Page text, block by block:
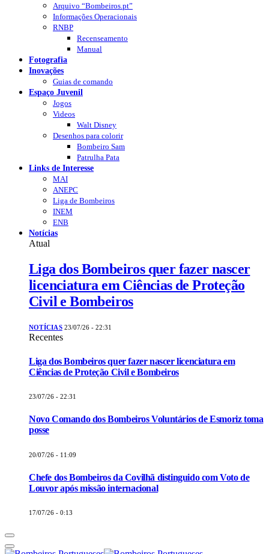
Arquivo “Bombeiros.pt”
Informações Operacionais
RNBP
Recenseamento
Manual
Fotografia
Inovações
Guias de comando
Espaço Juvenil
Jogos
Videos
Walt Disney
Desenhos para colorir
Bombeiro Sam
Patrulha Pata
Links de Interesse
MAI
ANEPC
Liga de Bombeiros
INEM
ENB
Notícias
Atual
Liga dos Bombeiros quer fazer nascer
licenciatura em Ciências de Proteção
Civil e Bombeiros
NOTÍCIAS 23/07/26 - 22:31
Recentes
Liga dos Bombeiros quer fazer nascer licenciatura em
Ciências de Proteção Civil e Bombeiros
23/07/26 - 22:31
Novo Comando dos Bombeiros Voluntários de Esmoriz toma
posse
20/07/26 - 11:09
Chefe dos Bombeiros da Covilhã distinguido com Voto de
Louvor após missão internacional
17/07/26 - 0:13